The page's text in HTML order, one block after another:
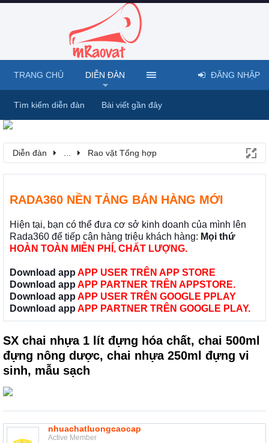
Diễn đàn Rao vặt Tổng hợp
RADA360 NỀN TẢNG BÁN HÀNG MỚI
Hiện tại, bạn có thể đưa cơ sở kinh doanh của mình lên
Rada360 để tiếp cận hàng triệu khách hàng: Mọi thứ
HOÀN TOÀN MIỄN PHÍ, CHẤT LƯỢNG.
Download app APP USER TRÊN APP STORE
Download app APP PARTNER TRÊN APPSTORE.
Download app APP USER TRÊN GOOGLE PPLAY
Download app APP PARTNER TRÊN GOOGLE PLAY.
SX chai nhựa 1 lít đựng hóa chất, chai 500ml
đựng nông dược, chai nhựa 250ml đựng vi
sinh, mẫu sạch
nhuachatluongcaocap
Active Member
TRANG CHỦ DIỄN ĐÀN
Tìm kiếm diễn đàn Bài viết gần đây
ĐĂNG NHẬP